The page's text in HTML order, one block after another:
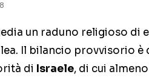
un raduno religioso di
Il bilancio provvisorio
di Israele, di cui